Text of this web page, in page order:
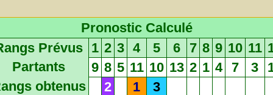
Pronostic Calculé
Prévus
1 2 3 4 5 6 7 8 9 10 11
Partants
9 8 5 11 10 13 2 1 4 7 3
obtenus
2 1 3